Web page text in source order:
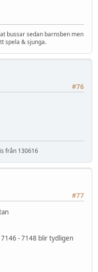
bussar sedan barnsben men
spela & sjunga.
#76
från 130616
#77
- 7148 blir tydligen